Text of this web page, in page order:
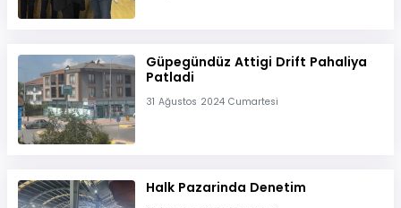
Güpegündüz Attigi Drift Pahaliya
Patladi
31 Ağustos 2024 Cumartesi
Halk Pazarinda Denetim